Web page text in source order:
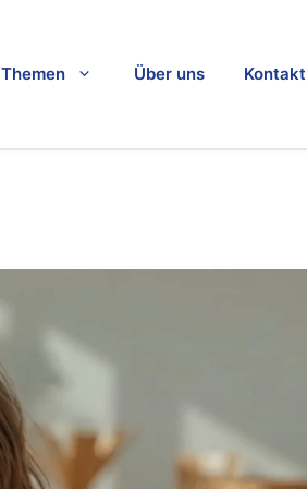
Themen Über uns Kontakt